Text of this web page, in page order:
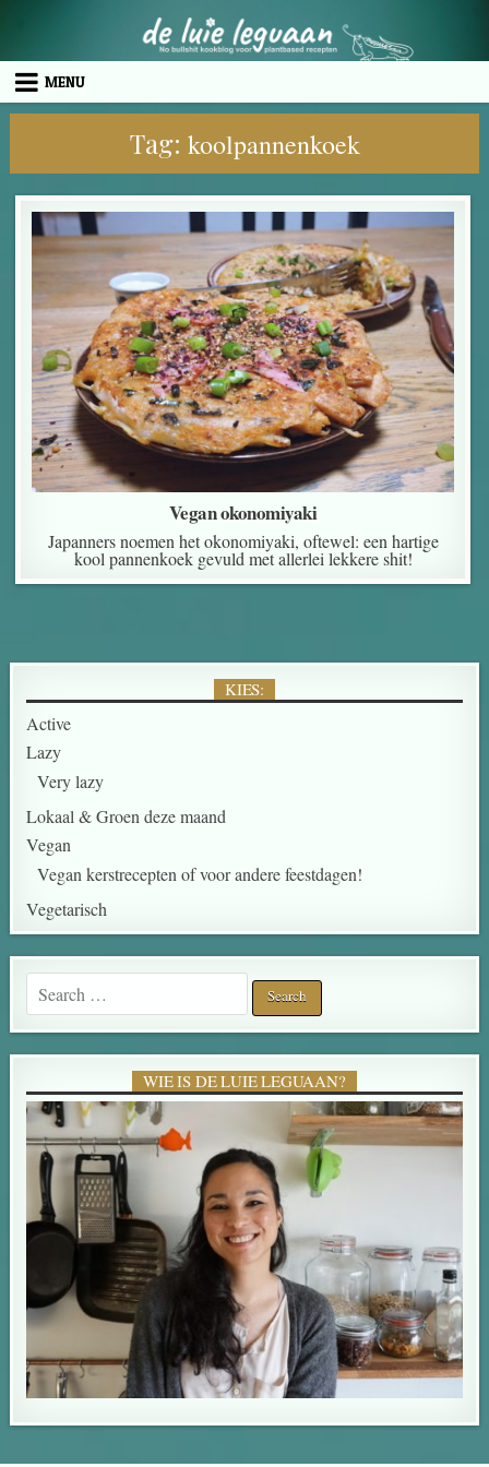
MENU
Tag: koolpannenkoek
Vegan okonomiyaki
Japanners noemen het okonomiyaki, oftewel: een hartige
kool pannenkoek gevuld met allerlei lekkere shit!
KIES:
Active
Lazy
Very lazy
Lokaal & Groen deze maand
Vegan
Vegan kerstrecepten of voor andere feestdagen!
Vegetarisch
Search for:
WIE IS DE LUIE LEGUAAN?